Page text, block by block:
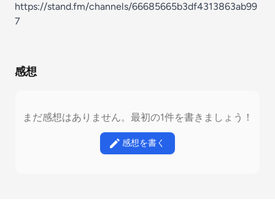
https://stand.fm/channels/66685665b3df4313863ab99
7
感想
まだ感想はありません。最初の1件を書きましょう！
感想を書く